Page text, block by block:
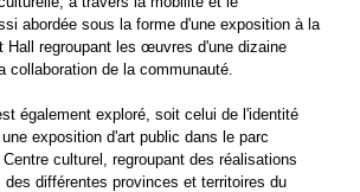
abordée sous la forme d'une exposition à la
Hall regroupant les œuvres d'une dizaine
collaboration de la communauté.
également exploré, soit celui de l'identité
exposition d'art public dans le parc
culturel, regroupant des réalisations
des différentes provinces et territoires du